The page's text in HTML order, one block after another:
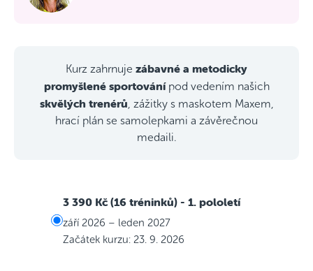
Kurz zahrnuje zábavné a metodicky
promyšlené sportovánípod vedením našich
skvělých trenérů , zážitky s maskotem Maxem,
hrací plán se samolepkami a závěrečnou
medaili.
3 390 Kč (16 tréninků) - 1. pololetí
září 2026 – leden 2027
Začátek kurzu: 23. 9. 2026